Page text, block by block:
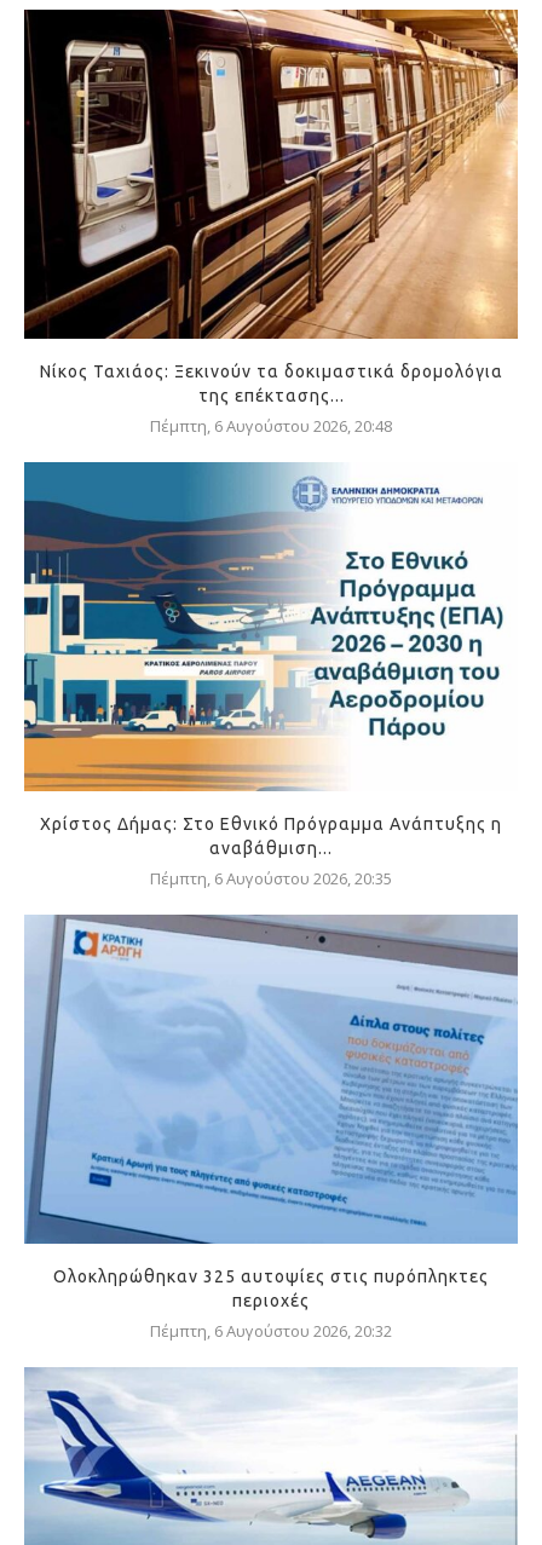
Νίκος Ταχιάος: Ξεκινούν τα δοκιμαστικά δρομολόγια
της επέκτασης...
Πέμπτη, 6 Αυγούστου 2026, 20:48
Χρίστος Δήμας: Στο Εθνικό Πρόγραμμα Ανάπτυξης η
αναβάθμιση...
Πέμπτη, 6 Αυγούστου 2026, 20:35
Ολοκληρώθηκαν 325 αυτοψίες στις πυρόπληκτες
περιοχές
Πέμπτη, 6 Αυγούστου 2026, 20:32